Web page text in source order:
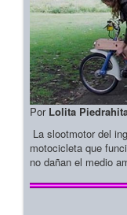
Por Lolita
La slootmotor del
motocicleta que
no dañan el medio